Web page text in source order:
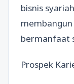
bisnis
bermanfaat
Prospek